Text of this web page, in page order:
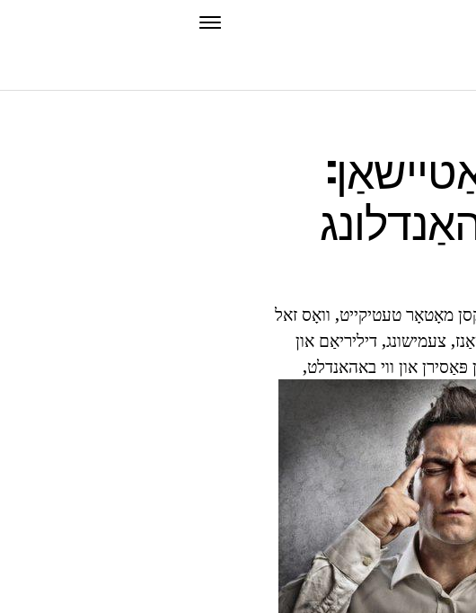
מאָטאָר טעטיקייט, וואָס זאל
צעמישונג, דיליריאַם און
און ווי באהאנדלט,